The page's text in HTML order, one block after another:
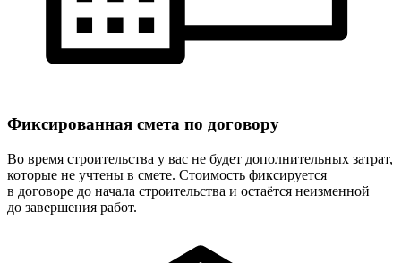
Фиксированная смета по договору
Во время строительства у вас не будет дополнительных затрат,
которые не учтены в смете. Стоимость фиксируется
в договоре до начала строительства и остаётся неизменной
до завершения работ.